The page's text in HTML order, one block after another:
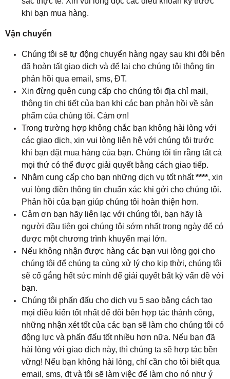
khi bạn mua hàng.
Vận chuyển
Chúng tôi sẽ tự động chuyển hàng ngay sau khi đôi bên
đã hoàn tất giao dịch và để lại cho chúng tôi thông tin
phản hồi qua email, sms, ĐT.
Xin đừng quên cung cấp cho chúng tôi địa chỉ mail,
thông tin chi tiết của bạn khi các bạn phản hồi về sản
phẩm của chúng tôi. Cảm ơn!
Trong trường hợp không chắc bạn không hài lòng với
các giao dịch, xin vui lòng liên hệ với chúng tôi trước
khi bạn đặt mua hàng của bạn. Chúng tôi tin rằng tất cả
mọi thứ có thể được giải quyết bằng cách giao tiếp.
Nhằm cung cấp cho bạn những dịch vụ tốt nhất****, xin
vui lòng điền thông tin chuẩn xác khi gởi cho chúng tôi.
Phản hồi của bạn giúp chúng tôi hoàn thiện hơn.
Cảm ơn bạn hãy liên lạc với chúng tôi, bạn hãy là
người đầu tiên gọi chúng tôi sớm nhất trong ngày để có
được một chương trình khuyến mại lớn.
Nếu không nhận được hàng các bạn vui lòng gọi cho
chúng tôi để chúng ta cùng xử lý cho kịp thời, chúng tôi
sẽ cố gắng hết sức mình để giải quyết bất kỳ vấn đề với
bạn.
Chúng tôi phấn đấu cho dịch vụ 5 sao bằng cách tạo
mọi điều kiến tốt nhất để đôi bên hợp tác thành công,
những nhận xét tốt của các bạn sẽ làm cho chúng tôi có
động lực và phấn đấu tốt nhiều hơn nữa. Nếu bạn đã
hài lòng với giao dịch này, thì chúng ta sẽ hợp tác bền
vững! Nếu bạn không hài lòng, chỉ cần cho tôi biết qua
email, sms, đt và tôi sẽ làm việc để làm cho nó như ý